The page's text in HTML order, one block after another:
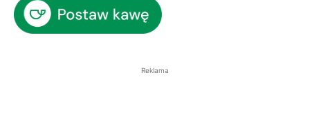
Reklama